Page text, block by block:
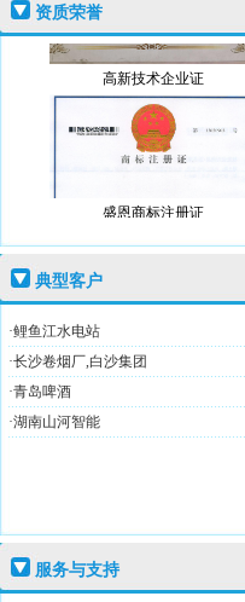
资质荣誉
高新技术企业证
盛恩商标注册证
典型客户
·鲤鱼江水电站
·长沙卷烟厂,白沙集团
·青岛啤酒
·湖南山河智能
服务与支持